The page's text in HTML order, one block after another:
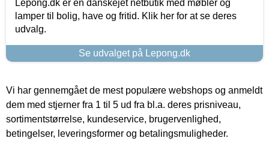
Lepong.dk er en danskejet netbutik med møbler og
lamper til bolig, have og fritid. Klik her for at se deres
udvalg.
Se udvalget på Lepong.dk
Vi har gennemgået de mest populære webshops og anmeldt
dem med stjerner fra 1 til 5 ud fra bl.a. deres prisniveau,
sortimentstørrelse, kundeservice, brugervenlighed,
betingelser, leveringsformer og betalingsmuligheder.